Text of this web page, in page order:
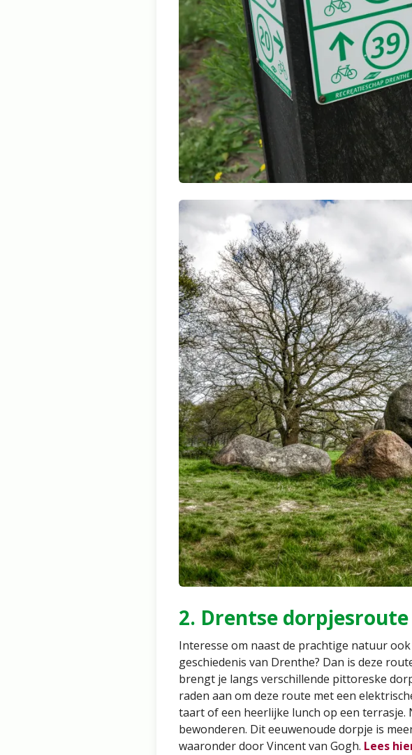
2. Drentse dorpjesroute
Interesse om naast de prachtige natuur
geschiedenis van Drenthe? Dan is deze
brengt je langs verschillende pittoreske
raden aan om deze route met een
taart of een heerlijke lunch op een terrasje.
bewonderen. Dit eeuwenoude dorpje is
waaronder door Vincent van Gogh. Lees